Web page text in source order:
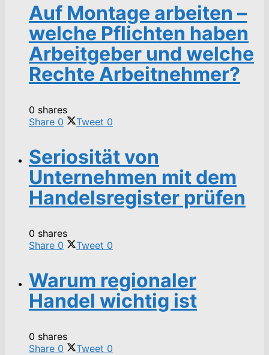
Auf Montage arbeiten –
welche Pflichten haben
Arbeitgeber und welche
Rechte Arbeitnehmer?
0 shares
Share 0 Tweet 0
Seriosität von
Unternehmen mit dem
Handelsregister prüfen
0 shares
Share 0 Tweet 0
Warum regionaler
Handel wichtig ist
0 shares
Share 0 Tweet 0